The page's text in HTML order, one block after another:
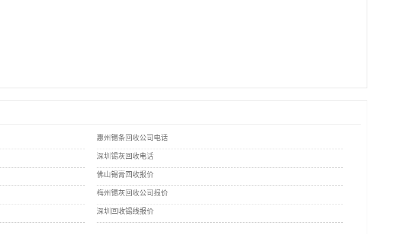
惠州锡条回收公司电话
深圳锡灰回收电话
佛山锡膏回收报价
梅州锡灰回收公司报价
深圳回收锡线报价